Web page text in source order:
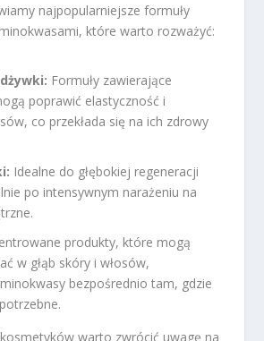
najpopularniejsze formuły
które warto rozważyć:
Formuły zawierające
poprawić elastyczność i
co przekłada się na ich zdrowy
Idealne do głębokiej regeneracji
po intensywnym narażeniu na
produkty, które mogą
w głąb skóry i włosów,
bezpośrednio tam, gdzie
warto zwrócić uwagę na